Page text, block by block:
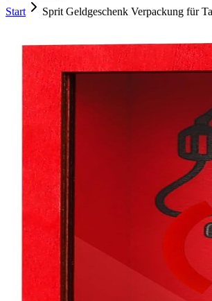
Start Sprit Geldgeschenk Verpackung für